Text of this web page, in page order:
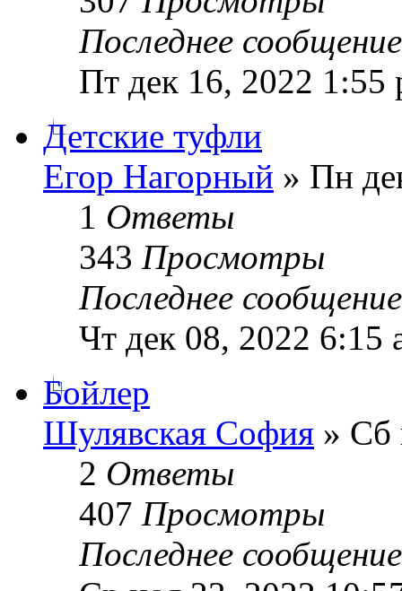
Последнее
Пт дек 16, 2022 1:55
Детские туфли
Егор Нагорный » Пн
1 Ответы
343 Просмотры
Последнее
Чт дек 08, 2022 6:15
Бойлер
Шулявская София » Сб
2 Ответы
407 Просмотры
Последнее